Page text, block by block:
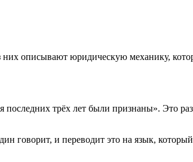
описывают юридическую механику,
трёх лет были признаны». Это
говорит, и переводит это на язык,